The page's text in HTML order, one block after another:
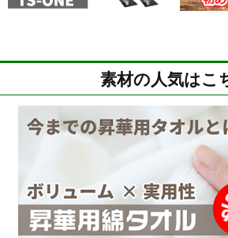
素材の人気はこ